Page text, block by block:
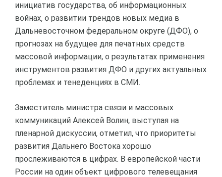
инициатив государства, об информационных
войнах, о развитии трендов новых медиа в
Дальневосточном федеральном округе (ДФО), о
прогнозах на будущее для печатных средств
массовой информации, о результатах применения
инструментов развития ДФО и других актуальных
проблемах и тенеденциях в СМИ.
Заместитель министра связи и массовых
коммуникаций Алексей Волин, выступая на
пленарной дискуссии, отметил, что приоритеты
развития Дальнего Востока хорошо
прослеживаются в цифрах. В европейской части
России на один объект цифрового телевещания